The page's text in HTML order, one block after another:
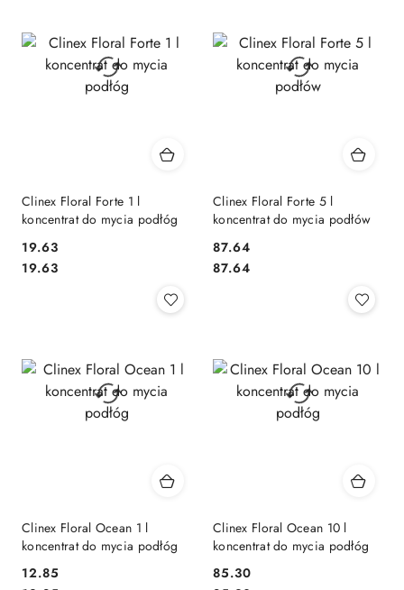
Clinex Floral Forte 1 l
koncentrat do mycia podłóg
Cena:
19.63
Cena:
19.63
Clinex Floral Forte 5 l
koncentrat do mycia podłów
Cena:
87.64
Cena:
87.64
Clinex Floral Ocean 1 l
koncentrat do mycia podłóg
12.85
Clinex Floral Ocean 10 l
koncentrat do mycia podłóg
85.30